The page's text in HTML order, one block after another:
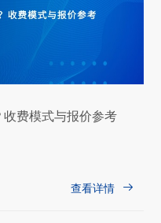
费模式与报价参考
查看详情 